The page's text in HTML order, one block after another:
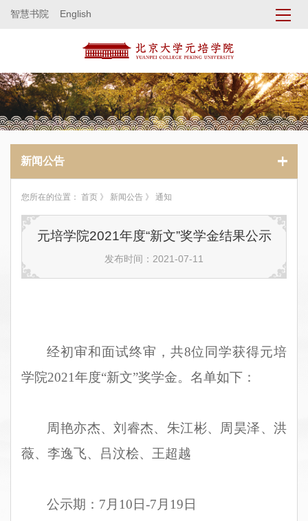
智慧书院 English
新闻公告
您所在的位置： 首页 》 新闻公告 》 通知
元培学院2021年度“新文”奖学金结果公示
发布时间：2021-07-11
经初审和面试终审 ，共8位同学获得元培
学院2021年度“新文”奖学金。 名单如下 ：
周艳亦杰、刘睿杰、朱江彬、周昊泽、洪
薇、李逸飞、吕汶桧、王超越
公示期： 7 月 10日-7 月 19日